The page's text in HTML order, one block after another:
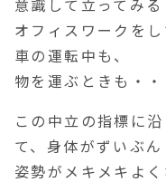
意識して立ってみる
オフィスワークをし
車の運転中も、
物を運ぶときも・・
この中立の指標に
て、身体がずいぶ
姿勢がメキメキよく